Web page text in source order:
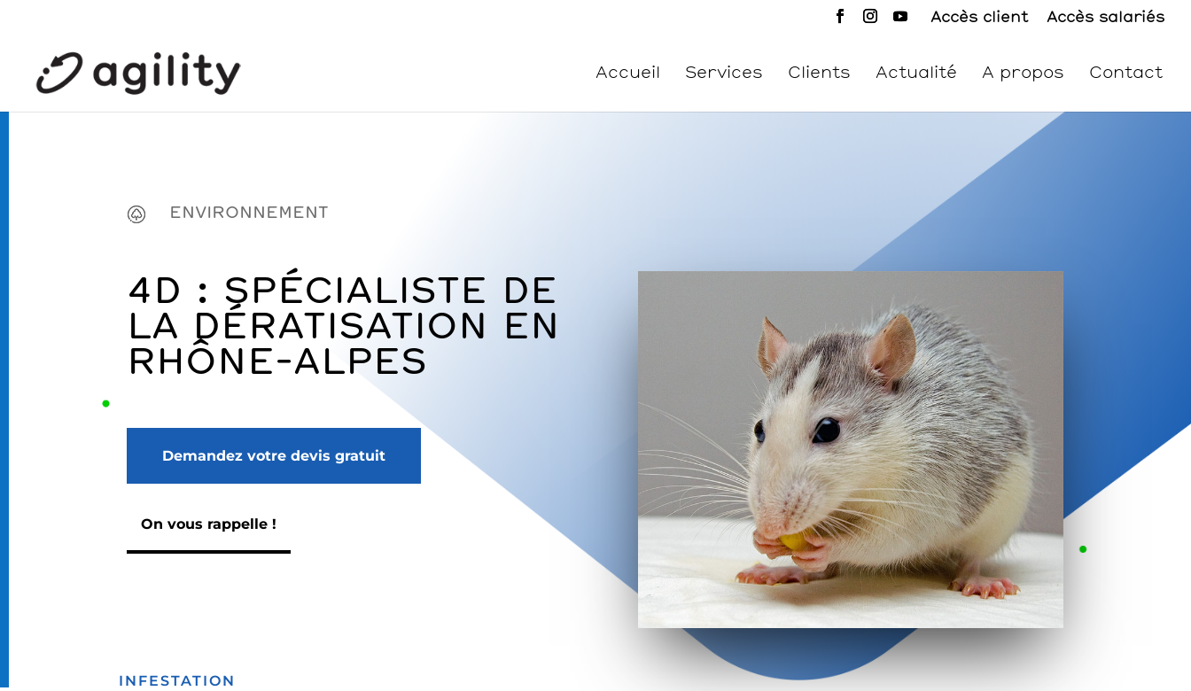
Accès client Accès salariés
Accueil Services Clients Actualité A propos Contact
ENVIRONNEMENT
4D : SPÉCIALISTE DE
LA DÉRATISATION EN
RHÔNE-ALPES
Demandez votre devis gratuit
On vous rappelle !
INFESTATION